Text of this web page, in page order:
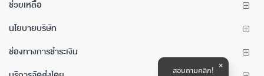
ช่วยเหลือ
นโยบายบริษัท
ช่องทางการชำระเงิน
สอบถามคลิก!